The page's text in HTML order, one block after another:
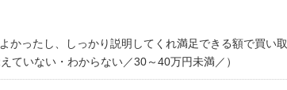
ったし、しっかり説明してくれ満足できる額で買い取
ていない・わからない／30～40万円未満／）